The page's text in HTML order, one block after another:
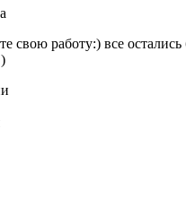
свою работу:) все остались